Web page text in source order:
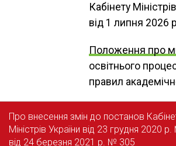
Кабінету
від 1 липня 2026
Положення про
освітнього
правил
учбових
випускники
Про внесення змін до постанов
Міністрів України від 23 грудня 2020
від 24 березня 2021 р. № 305
Про внесення змін до постанов
Міністрів України від 23 грудня 2020
від 24 березня 2021 р. № 305